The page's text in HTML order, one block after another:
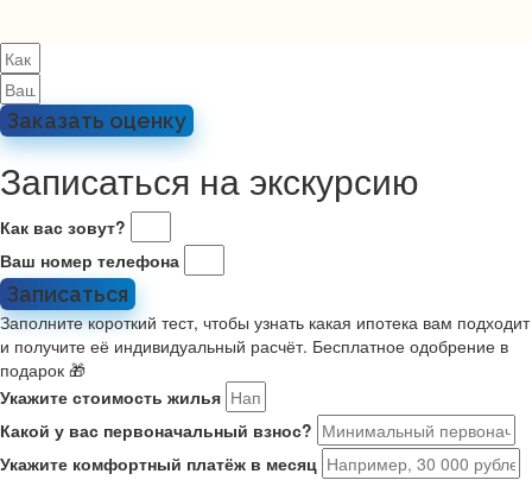
Заказать оценку
Записаться на экскурсию
Как вас зовут?
Ваш номер телефона
Записаться
Заполните короткий тест, чтобы узнать какая ипотека вам подходит
и получите её индивидуальный расчёт. Бесплатное одобрение в
подарок 🎁
Укажите стоимость жилья
Какой у вас первоначальный взнос?
Укажите комфортный платёж в месяц